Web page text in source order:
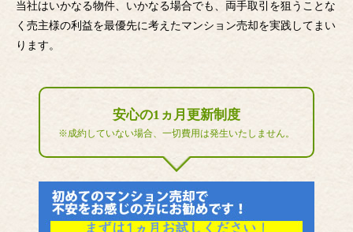
当社はいかなる物件、いかなる場合でも、両手取引を狙うことな
く売主様の利益を最優先に考えたマンション売却を実践してまい
ります。
安心の1ヵ月更新制度
※成約していない場合、一切費用は発生いたしません。